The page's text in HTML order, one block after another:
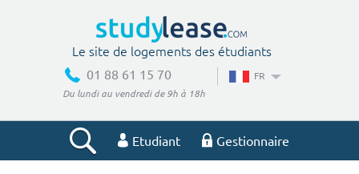
Le site de logements des étudiants
01 88 61 15 70
Du lundi au vendredi de 9h à 18h
FR
Etudiant Gestionnaire